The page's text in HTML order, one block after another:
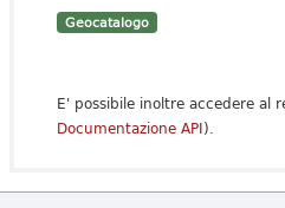
Geocatalogo
E' possibile inoltre accedere al
Documentazione API).